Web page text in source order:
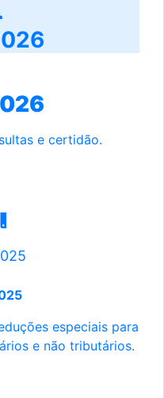
e certidão.
especiais para
e não tributários.